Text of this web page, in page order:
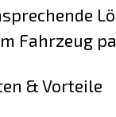
Fahrzeug
& Vorteile